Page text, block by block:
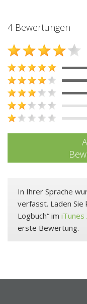
4 Bewertungen
In Ihrer Sprache
verfasst. Laden Sie
Logbuch“ im iTunes
erste Bewertung.